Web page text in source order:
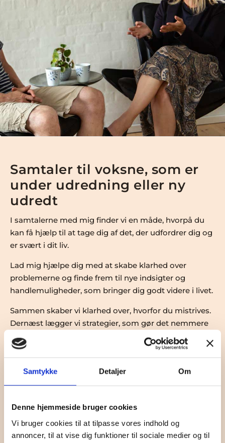
Samtykke Detaljer Om
Denne hjemmeside bruger cookies
Vi bruger cookies til at tilpasse vores indhold og
annoncer, til at vise dig funktioner til sociale medier og til
Samtaler til voksne, som er
under udredning eller ny
udredt
I samtalerne med mig finder vi en måde, hvorpå du
kan få hjælp til at tage dig af det, der udfordrer dig og
er svært i dit liv.
Lad mig hjælpe dig med at skabe klarhed over
problemerne og finde frem til nye indsigter og
handlemuligheder, som bringer dig godt videre i livet.
Sammen skaber vi klarhed over, hvorfor du mistrives.
Dernæst lægger vi strategier, som gør det nemmere
at håndtere de svære situationer, og som hjælper dig
med at rykke fra mistrivsel til styring over eget liv.
I perioder af livet støder de fleste af os på problemer
og udfordringer, som vi kan have svært ved selv at
SEND EN MAIL